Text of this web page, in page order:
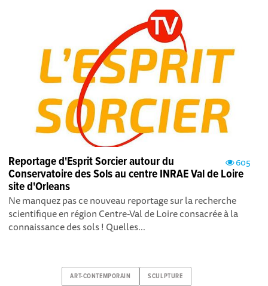
605
Reportage d'Esprit Sorcier autour du
Conservatoire des Sols au centre INRAE Val de Loire
site d'Orleans
Ne manquez pas ce nouveau reportage sur la recherche
scientifique en région Centre-Val de Loire consacrée à la
connaissance des sols ! Quelles...
ART-CONTEMPORAIN SCULPTURE